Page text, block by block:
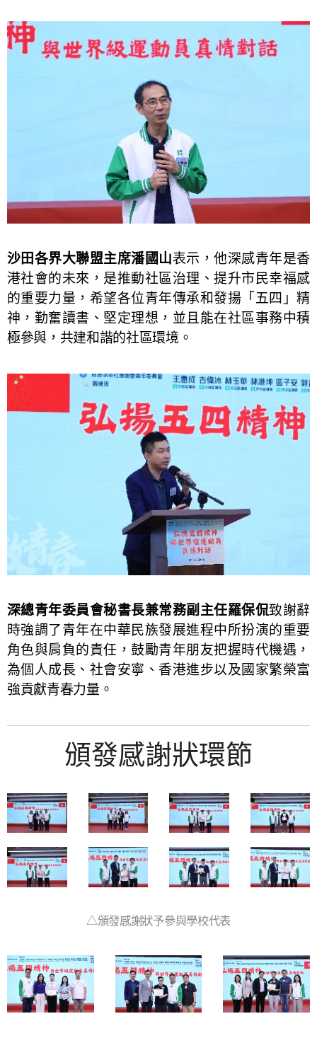
沙田各界大聯盟主席潘國山表示，他深感青年是香
港社會的未來，是推動社區治理、提升市民幸福感
的重要力量，希望各位青年傳承和發揚「五四」精
神，勤奮讀書、堅定理想，並且能在社區事務中積
極參與，共建和諧的社區環境。
深總青年委員會秘書長兼常務副主任羅保侃致謝辭
時強調了青年在中華民族發展進程中所扮演的重要
角色與肩負的責任，鼓勵青年朋友把握時代機遇，
為個人成長、社會安寧、香港進步以及國家繁榮富
強貢獻青春力量。
頒發感謝狀環節
△頒發感謝狀予參與學校代表